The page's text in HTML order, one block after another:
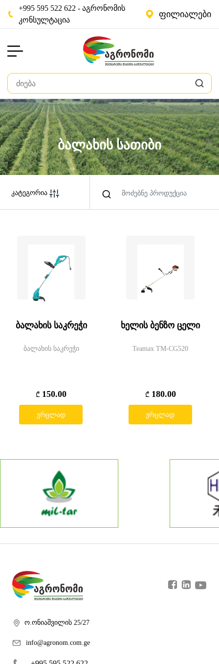
+995 595 522 622 - აგრონომის
კონსულტაცია
ფილიალები
ბალახის სათიბი
კატეგორია
ბალახის საკრეჭი
ბალახის საკრეჭი
₾ 150.00
ვრცლად
ხელის ბენზო ცელი
Teamax TM-CG520
₾ 180.00
ვრცლად
ო.ონიაშვილის 25/27
info@agronom.com.ge